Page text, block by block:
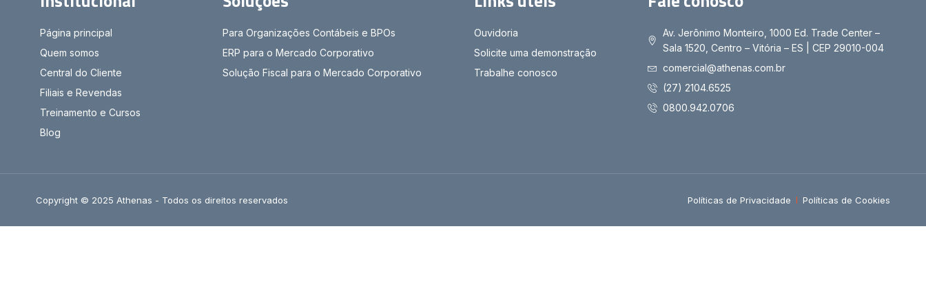
Página principal
Quem somos
Central do Cliente
Filiais e Revendas
Treinamento e Cursos
Blog
Para Organizações Contábeis e BPOs
ERP para o Mercado Corporativo
Solução Fiscal para o Mercado Corporativo
Ouvidoria
Solicite uma demonstração
Trabalhe conosco
Av. Jerônimo Monteiro, 1000 Ed. Trade Center –
Sala 1520, Centro – Vitória – ES | CEP 29010-004
comercial@athenas.com.br
(27) 2104.6525
0800.942.0706
Copyright © 2025 Athenas - Todos os direitos reservados Políticas de Privacidade Políticas de Cookies